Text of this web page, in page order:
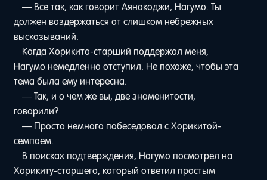
— Все так, как говорит Аянокоджи, Нагумо. Ты
должен воздержаться от слишком небрежных
высказываний.
Когда Хорикита-старший поддержал меня,
Нагумо немедленно отступил. Не похоже, чтобы эта
тема была ему интересна.
— Так, и о чем же вы, две знаменитости,
говорили?
— Просто немного побеседовал с Хорикитой-
семпаем.
В поисках подтверждения, Нагумо посмотрел на
Хорикиту-старшего, который ответил простым